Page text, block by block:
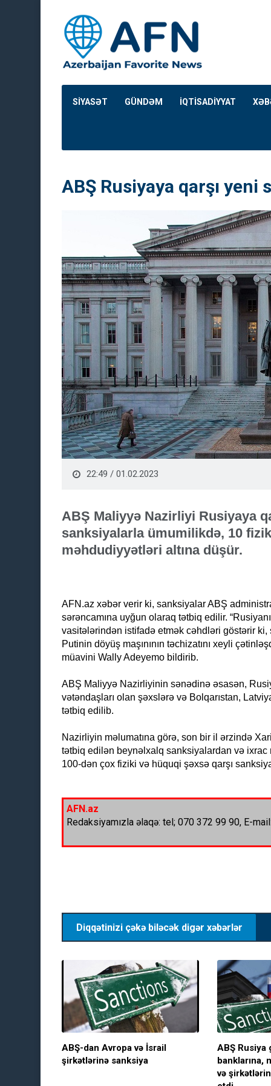
SİYASƏT GÜNDƏM İQTİSADİYYAT
ABŞ Rusiyaya qarşı
22:49 / 01.02.2023
ABŞ Maliyyə Nazirliyi Rusiyaya
sanksiyalarla ümumilikdə, 10
məhdudiyyətləri altına düşür.
AFN.az xəbər verir ki, sanksiyalar ABŞ
sərəncamına uyğun olaraq tətbiq edilir.
vasitələrindən istifadə etmək cəhdləri göstərir
Putinin döyüş maşınının təchizatını xeyli
müavini Wally Adeyemo bildirib.
ABŞ Maliyyə Nazirliyinin sənədinə əsasən,
vətəndaşları olan şəxslərə və Bolqarıstan,
tətbiq edilib.
Nazirliyin məlumatına görə, son bir il ərzində
tətbiq edilən beynəlxalq sanksiyalardan və
100-dən çox fiziki və hüquqi şəxsə qarşı
AFN.az
Redaksiyamızla əlaqə: tel; 070 372 99 90, E-
Diqqətinizi çəkə biləcək digər xəbərlər
ABŞ-dan Avropa və İsrail
şirkətlərinə sanksiya
ABŞ Rusiya
banklarına,
və